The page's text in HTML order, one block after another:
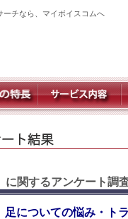
ーチなら、マイボイスコムへ
に関するアンケート調
足についての悩み・ト